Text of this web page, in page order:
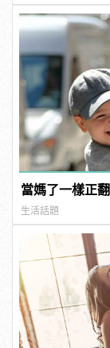
當媽了一樣正
生活話題